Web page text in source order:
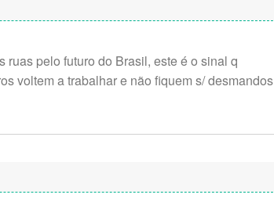
ruas pelo futuro do Brasil, este é o sinal q
voltem a trabalhar e não fiquem s/ desmandos